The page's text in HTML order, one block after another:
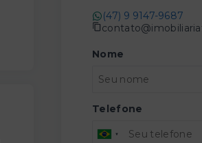
(47) 9 9147-9687
Nome
Telefone